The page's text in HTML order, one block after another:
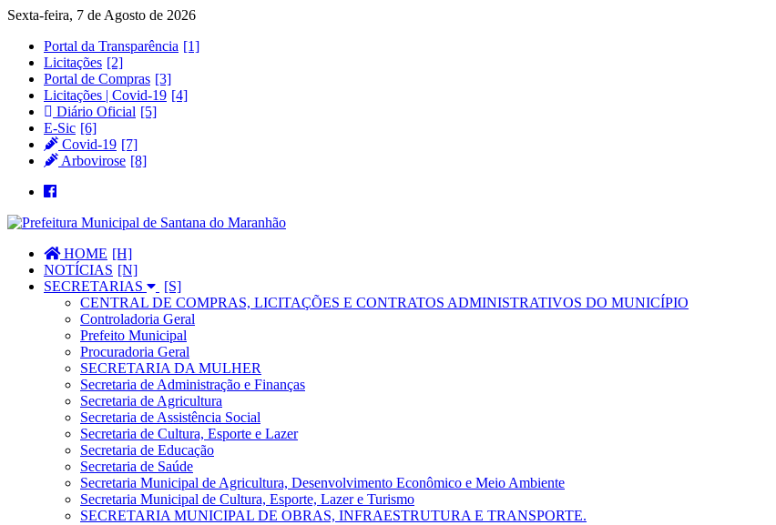
Sexta-feira, 7 de Agosto de 2026
Portal da Transparência
Licitações
Portal de Compras
Licitações | Covid-19
Diário Oficial
E-Sic
Covid-19
Arbovirose
HOME
NOTÍCIAS
SECRETARIAS
CENTRAL DE COMPRAS, LICITAÇÕES E CONTRATOS ADMINISTRATIVOS DO MUNICÍPIO
Controladoria Geral
Prefeito Municipal
Procuradoria Geral
SECRETARIA DA MULHER
Secretaria de Administração e Finanças
Secretaria de Agricultura
Secretaria de Assistência Social
Secretaria de Cultura, Esporte e Lazer
Secretaria de Educação
Secretaria de Saúde
Secretaria Municipal de Agricultura, Desenvolvimento Econômico e Meio Ambiente
Secretaria Municipal de Cultura, Esporte, Lazer e Turismo
SECRETARIA MUNICIPAL DE OBRAS, INFRAESTRUTURA E TRANSPORTE.